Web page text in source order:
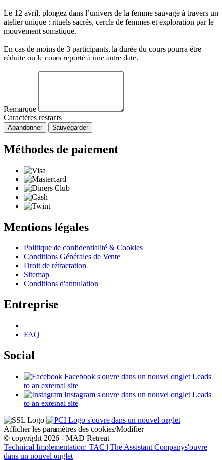
Le 12 avril, plongez dans l’univers de la femme sauvage à travers un
atelier unique : rituels sacrés, cercle de femmes et exploration par le
mouvement somatique.
En cas de moins de 3 participants, la durée du cours pourra être
réduite ou le cours reporté à une autre date.
Remarque
Caractères restants
Abandonner Sauvegarder
Méthodes de paiement
Mentions légales
Politique de confidentialité & Cookies
Conditions Générales de Vente
Droit de rétractation
Sitemap
Conditions d'annulation
Entreprise
FAQ
Social
Facebook s'ouvre dans un nouvel onglet Leads
to an external site
Instagram s'ouvre dans un nouvel onglet Leads
to an external site
s'ouvre dans un nouvel onglet
Afficher les paramètres des cookies/Modifier
© copyright 2026 - MAD Retreat
Technical Implementation: TAC | The Assistant Companys'ouvre
dans un nouvel onglet